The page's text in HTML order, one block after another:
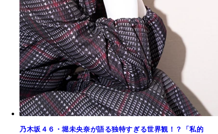
乃木坂４６・堀未央奈が語る独特すぎる世界観！？「私的